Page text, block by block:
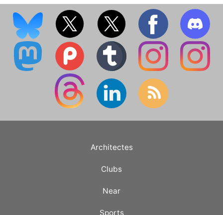
Architectes
Clubs
Near
Sports